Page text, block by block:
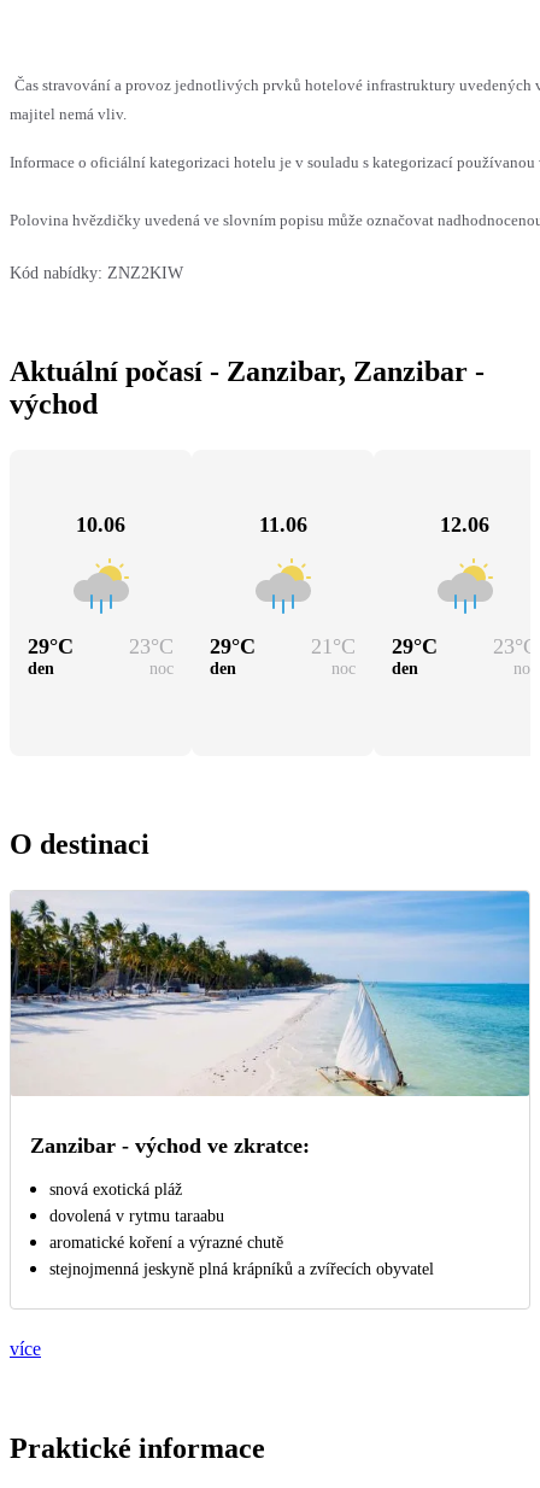
Čas stravování a provoz jednotlivých prvků hotelové infrastruktury uvedených
majitel nemá vliv.
Informace o oficiální kategorizaci hotelu je v souladu s kategorizací
Polovina hvězdičky uvedená ve slovním popisu může označovat
Kód nabídky: ZNZ2KIW
Aktuální počasí - Zanzibar, Zanzibar -
východ
10.06
29°C 23°C
den noc
11.06
29°C 21 °C
den noc
12.06
29°C 23°C
den noc
O destinaci
Zanzibar - východ ve zkratce:
snová exotická pláž
dovolená v rytmu taraabu
aromatické koření a výrazné chutě
stejnojmenná jeskyně plná krápníků a zvířecích obyvatel
více
Praktické informace